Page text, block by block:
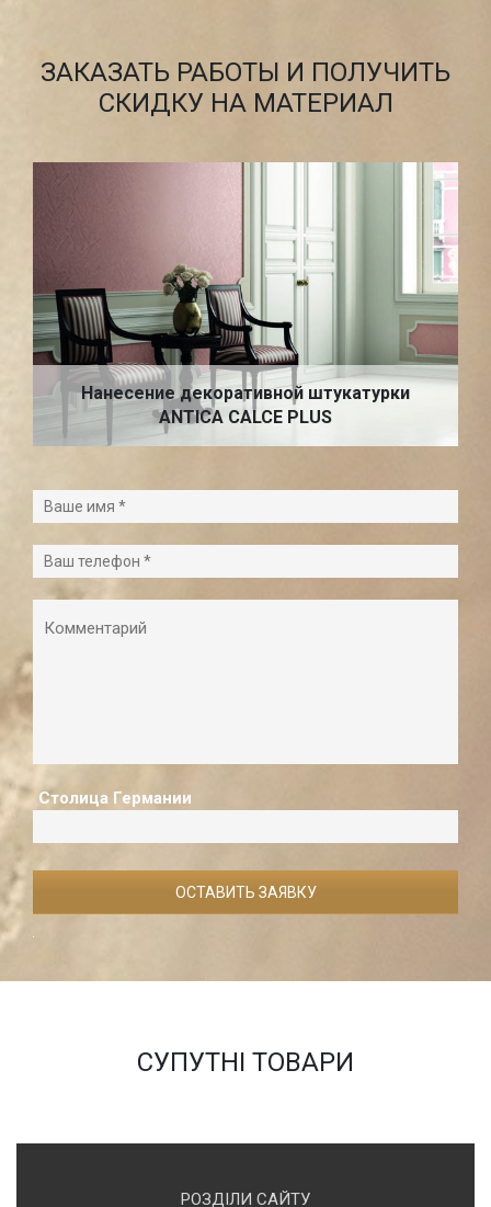
ЗАКАЗАТЬ РАБОТЫ И ПОЛУЧИТЬ
СКИДКУ НА МАТЕРИАЛ
Нанесение декоративной штукатурки
ANTICA CALCE PLUS
Столица Германии
СУПУТНІ ТОВАРИ
РОЗДІЛИ САЙТУ